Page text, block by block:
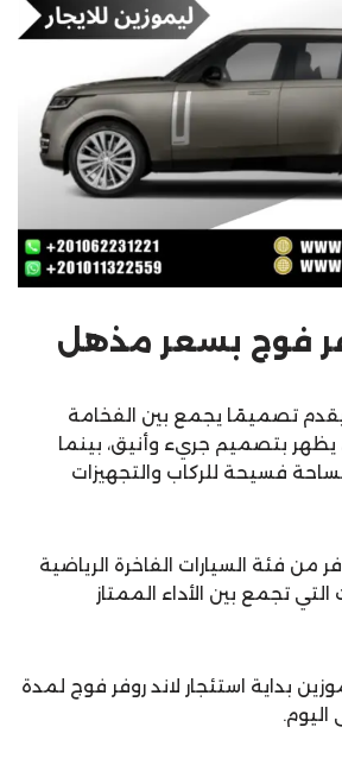
فوج بسعر مذهل
يقدم تصميمًا يجمع بين الفخامة
يظهر بتصميم جريء وأنيق، بينما
فسيحة للركاب والتجهيزات
من فئة السيارات الفاخرة الرياضية
تجمع بين الأداء الممتاز
بداية استئجار لاند روفر فوج لمدة